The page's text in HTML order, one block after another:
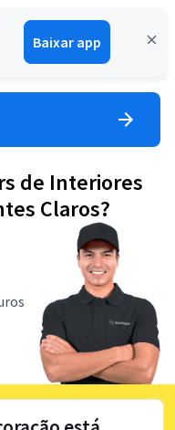
Baixar app
Entrar
de Interiores
Claros?